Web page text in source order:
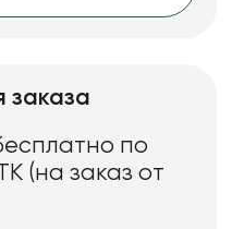
заказа
по
(на заказ от